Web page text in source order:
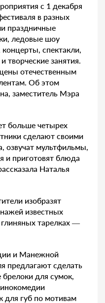
с 1 декабря
в разных
праздничные
ледовые шоу
спектакли,
творческие занятия.
отечественным
Об этом
заместитель Мэра
больше четырех
сделают своими
озвучат мультфильмы,
и приготовят блюда
Наталья
изобразят
известных
тарелках —
и Манежной
предлагают сделать
брелоки для сумок,
для губ по мотивам